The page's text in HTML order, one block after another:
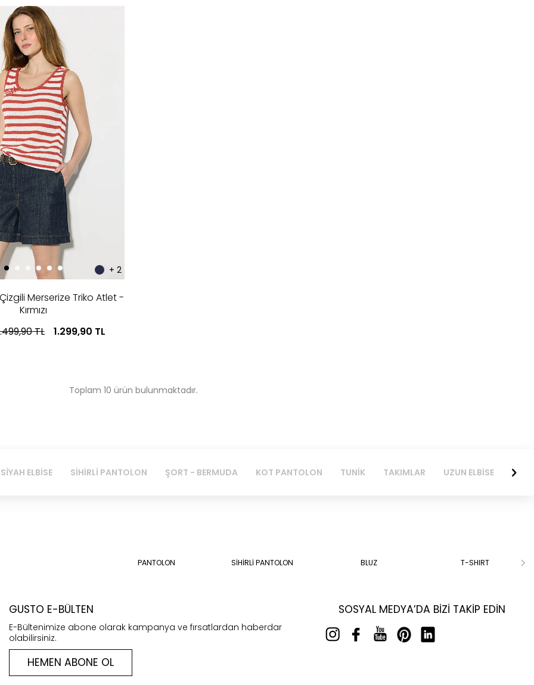
+ 2
Çizgili Merserize Triko Atlet -
Kırmızı
TL 1.299,90 TL
Toplam 10 ürün bulunmaktadır.
SİHİRLİ PANTOLON ŞORT - BERMUDA KOT PANTOLON TUNİK TAKIMLAR UZUN ELBİSE MİNİ ETEK KISA
PANTOLON SİHİRLİ PANTOLON BLUZ T-SHIRT
GUSTO E-BÜLTEN
E-Bültenimize abone olarak kampanya ve fırsatlardan haberdar
olabilirsiniz.
HEMEN ABONE OL
SOSYAL MEDYA’DA BIZI TAKIP EDIN